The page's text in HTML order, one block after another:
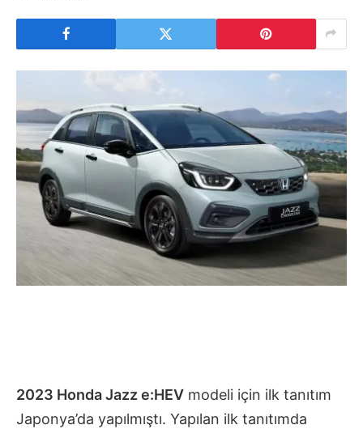
2023 Honda Jazz e:HEV modeli için ilk tanıtım
Japonya’da yapılmıştı. Yapılan ilk tanıtımda